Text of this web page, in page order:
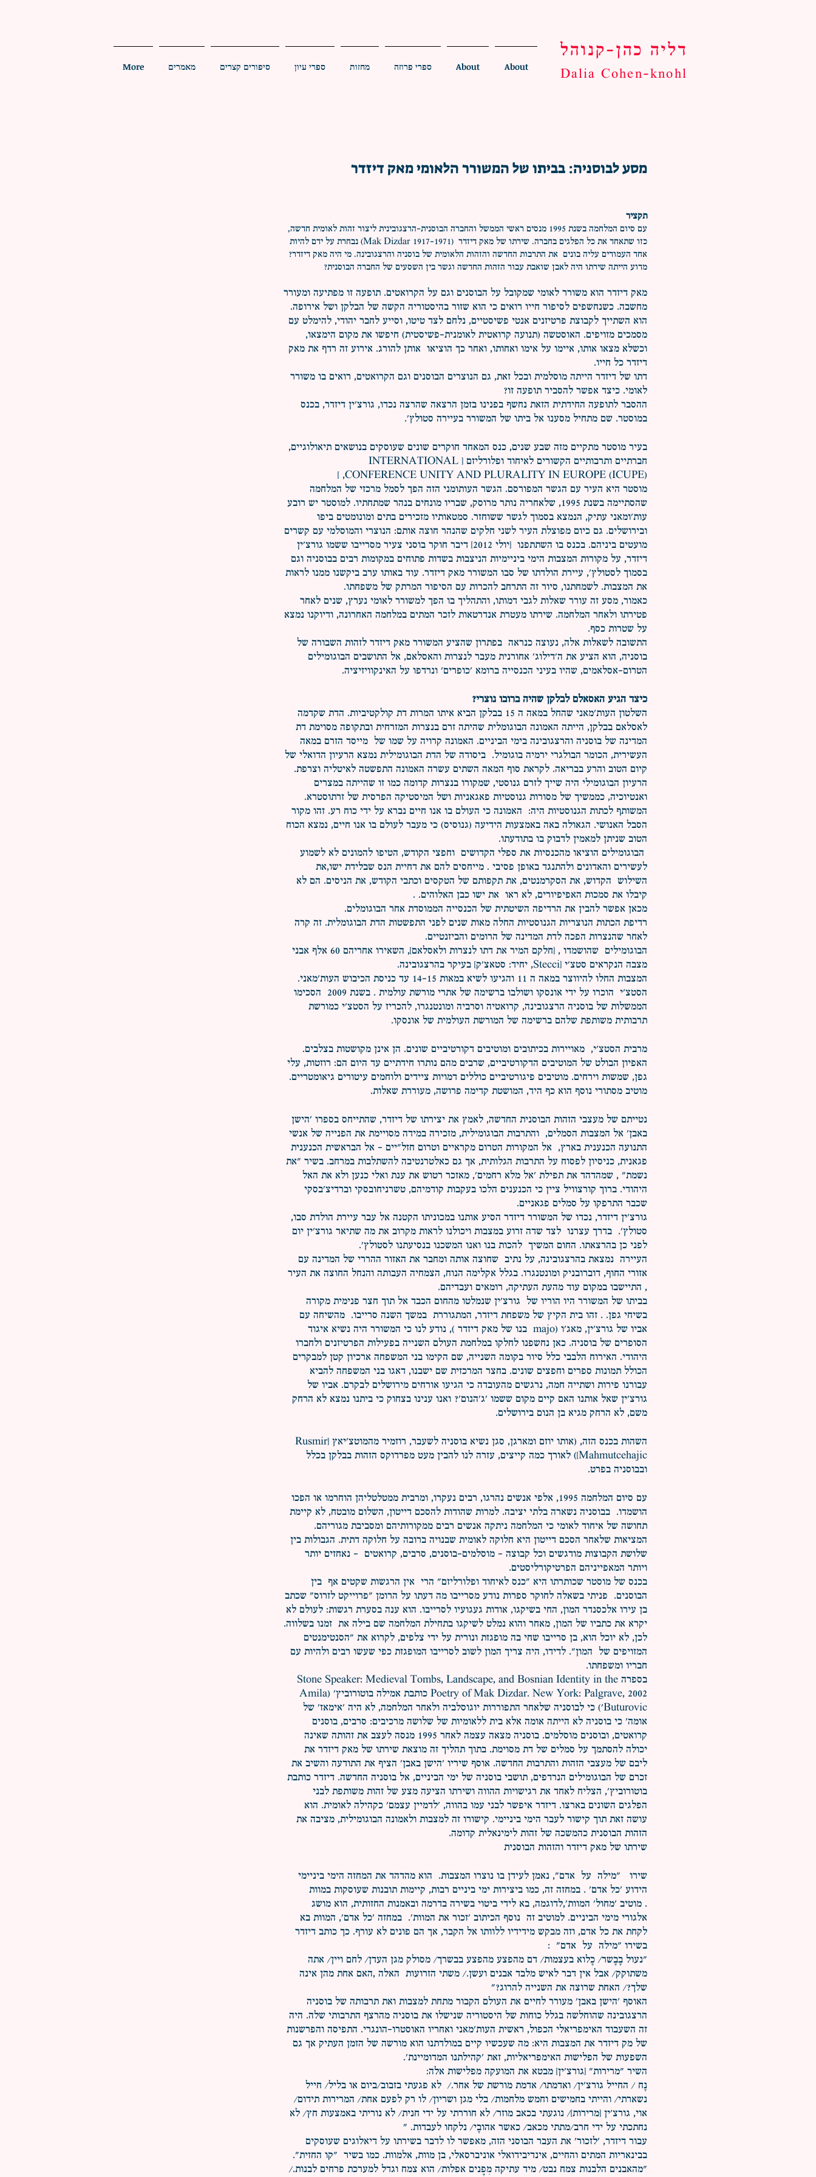
דליה כהן-קנוהל
Dalia Cohen-knohl
About
About ספרי פרוזה מחזות ספרי עיון סיפורים קצרים מאמרים More
מסע לבוסניה: בביתו של המשורר הלאומי מאק דיזדר
תקציר
עם סיום המלחמה בשנת 1995 מנסים ראשי הממשל והחברה הבוסנית-הרצגובינית ליצור זהות לאומית חדשה,
כזו שתאחד את כל הפלגים בחברה. שירתו של מאק דיזדר (Mak Dizdar 1917-1971) נבחרת על ידם להיות
אחד העמודים עליה בונים את התרבות החדשה והזהות הלאומית של בוסניה והרצגובינה. מי היה מאק דיזדר?
מדוע הייתה שירתו היה לאבן שואבת עבור הזהות החדשה וגשר בין השסעים של החברה הבוסנית?
מאק דיזדר הוא משורר לאומי שמקובל על הבוסנים וגם על הקרואטים. תופעה זו מפתיעה ומעורר
מחשבה. כשנחשפים לסיפור חייו רואים כי הוא שזור בהיסטוריה הקשה של הבלקן ושל אירופה.
הוא השתייך לקבוצת פרטיזנים אנטי פשיסטיים, נלחם לצד טיטו, וסייע לחבר יהודי, להימלט עם
מסמכים מזויפים. האוסטשה (תנועה קרואטית לאומנית-פשיסטית) חיפשו את מקום הימצאו,
וכשלא מצאו אותו, איימו על אימו ואחותו, ואחר כך הוציאו אותן להורג. אירוע זה רדף את מאק
דיזדר כל חייו.
דתו של דיזדר הייתה מוסלמית ובכל זאת, גם הנוצרים הבוסנים וגם הקרואטים, רואים בו משורר
לאומי. כיצד אפשר להסביר תופעה זו?
ההסבר לתופעה החידתית הזאת נחשף בפנינו בזמן הרצאה שהרצה נכדו, גורצ'ין דיזדר, בכנס
במוסטר. שם מתחיל מסענו אל ביתו של המשורר בעיירה סטולץ'.
בעיר מוסטר מתקיים מזה שבע שנים, כנס המאחד חוקרים שונים שעוסקים בנושאים תיאולוגיים,
חברתיים ותרבותיים הקשורים לאיחוד ופלורליזם [ INTERNATIONAL
CONFERENCE UNITY AND PLURALITY IN EUROPE (ICUPE), ]
מוסטר היא העיר עם הגשר המפורסם. הגשר העותומני הזה הפך לסמל מרכזי של המלחמה
שהסתיימה בשנת 1995, שלאחריה נותר מרוסק, שבריו מונחים בנהר שמתחתיו. למוסטר יש רובע
עות'ומאני עתיק, הנמצא בסמוך לגשר ששוחזר. סמטאותיו מזכירים בתים ומונומטים ביפו
ובירושלים. גם כיום מפוצלת העיר לשני חלקים שהנהר חוצה אותם: הנוצרי והמוסלמי עם קשרים
מועטים ביניהם. בכנס בו השתתפנו [יולי 2012] דיבר חוקר בוסני צעיר מסרייבו ששמו גורצ'ין
דיזדר, על מקורות המצבות הימי ביניימיות הניצבות בשדות פתוחים במקומות רבים בבוסניה וגם
בסמוך לסטולץ', עיירת הולדתו של סבו המשורר מאק דיזדר. עוד באותו ערב ביקשנו ממנו לראות
את המצבות. לשמחתנו, סיור זה התרחב להכרות עם הסיפור המרתק של משפחתו.
כאמור, מסע זה עורר שאלות לגבי דמותו, והתהליך בו הפך למשורר לאומי נערץ, שנים לאחר
פטירתו ולאחר המלחמה. שירתו מעטרת אנדרטאות לזכר המתים במלחמה האחרונה, ודיוקנו נמצא
על שטרות כסף.
התשובה לשאלות אלה, נעוצה כנראה בפתרון שהציע המשורר מאק דיזדר לזהות השבורה של
בוסניה, הוא הציע את ה'דילוג' אחורנית מעבר לנצרות והאסלאם, אל התושבים הבוגומילים
הטרום-אסלאמים, שהיו בעיני הכנסייה ברומא 'כופרים' ונרדפו על האינקוויזיציה.
כיצד הגיע האסאלם לבלקן שהיה ברובו נוצרי?
השלטון העות'מאני שהחל במאה ה 15 בבלקן הביא איתו המרות דת קולקטיביות. הדת שקדמה
לאסלאם בבלקן, הייתה האמונה הבוגומלית שהיתה זרם בנצרות המזרחית ובתקופה מסוימת דת
המדינה של בוסניה והרצגובינה בימי הביניים. האמונה קרויה על שמו של מייסד הזרם במאה
העשירית, הכומר הבולגרי ירמיה בוגומיל. ביסודה של הדת הבוגומילית נמצא הרעיון הדואלי של
קיום הטוב והרע בבריאה. לקראת סוף המאה השתים עשרה האמונה התפשטה לאיטליה וצרפת.
הרעיון הבוגומילי היה שייך לזרם גנוסטי, שמקורו בנצרות קדומה כמו זו שהייתה במצרים
ואנטיוכיה, כממשיך של מסורות גנוסטיות פאגאניות ושל המיסטיקה הפרסית של זרתוסטרא.
המשותף לכתות הגנוסטיות היה: האמונה כי העולם בו אנו חיים נברא על ידי כוח רע. זהו מקור
הסבל האנושי. הגאולה באה באמצעות הידיעה (גנוסיס) כי מעבר לעולם בו אנו חיים, נמצא הכוח
הטוב שניתן למאמין לדבוק בו בתודעתו.
הבוגומילים הוציאו מהכנסיות את ספלי הקדושים וחפצי הקודש, הטיפו להמונים לא לשמוע
לעשירים והאדונים ולהתנגד באופן פסיבי . מייחסים להם את דחיית הנס שבלידת ישו,את
השילוש הקדוש, את הסקרמנטים, את תקפותם של הטקסים וכתבי הקודש, את הניסים. הם לא
קיבלו את סמכות האפיפיורים, לא ראו את ישו כבן האלוהים. .
מכאן אפשר להבין את הרדיפה השיטתית של הכנסייה הממוסדת אחר הבוגומלים.
רדיפת הכתות הנוצריות הגנוסטיות החלה מאות שנים לפני התפשטות הדת הבוגומלית. זה קרה
לאחר שהנצרות הפכה לדת המדינה של הרומים והביזנטיים.
הבוגומילים שהושמדו , [חלקם המיר את דתו לנצרות ולאסלאם], השאירו אחריהם 60 אלף אבני
מצבה הנקראים סטצ'י [Stecci, יחיד: סטאצ'ק] בעיקר בהרצגובינה.
המצבות החלו להיווצר במאה ה 11 והגיעו לשיא במאות 14-15 עד כניסת הכיבוש העות'מאני.
הסטצ'י הוכרו על ידי אונסקו ושולבו ברשימה של אתרי מורשת עולמית . בשנת 2009 הסכימו
הממשלות של בוסניה הרצגובינה, קרואטיה וסרביה ומונטנגרו, להכריז על הסטצ'י כמורשת
תרבותית משותפת שלהם ברשימה של המורשת העולמית של אונסקו.
מרבית הסטצ'י, מאויירות בכיתובים ומוטיבים דקורטיביים שונים. הן אינן מקושטות בצלבים.
האפיון הבולט של המוטיבים הדקורטיביים, שרבים מהם נותרו חידתיים עד היום הם: רוזטות, עלי
גפן, שמשות וירחים. מוטיבים פיגורטיביים כוללים דמויות ציידים ולוחמים עיטורים גיאומטריים.
מוטיב מסתורי נוסף הוא כף היד, המושטת קדימה פרושה, מעוררת שאלות.
נטייתם של מעצבי הזהות הבוסנית החדשה, לאמץ את יצירתו של דיזדר, שהתייחס בספרו 'הישן
באבן' אל המצבות הסמלים, והתרבות הבוגומילית, מזכירה במידה מסויימת את הפנייה של אנשי
התנועה הכנענית בארץ, אל המקורות הטרום מקראיים וטרום חזל"יים - אל הבראשית הכנענית
פגאנית, כניסיון לפסוח על התרבות הגלותית, אך גם כאלטרנטיבה להשתלבות במרחב. בשיר "את
נשמת" , שמהדהד את תפילת 'אל מלא רחמים', מאזכר רטוש את ענת ואלי כנען ולא את האל
היהודי. ברוך קורצוויל ציין כי הכנענים הלכו בעקבות קודמיהם, טשרניחובסקי וברדיצ'בסקי
שכבר התרפקו על סמלים פגאניים.
גורצ'ין דיזדר, נכדו של המשורר דיזדר הסיע אותנו במכוניתו הקטנה אל עבר עיירת הולדת סבו,
סטולץ'. בדרך עצרנו לצד שדה זרוע במצבות ויכולנו לראות מקרוב את מה שתיאר גורצ'ין יום
לפני כן בהרצאתו. החום המשיך להכות בנו ואנו המשכנו בנסיעתנו לסטולץ'.
העיירה נמצאת בהרצגובינה, על נתיב שחוצה אותה ומחבר את האזור ההררי של המדינה עם
אזורי החוף, דוברובניק ומונטנגרו. בגלל אקלימה הנוח, הצמחיה העבותה והנחל החוצה את העיר
, התיישבו במקום עוד מהעת העתיקה, רומאים ועבדיהם.
בביתו של המשורר היו הוריו של גורצ'ין שנמלטו מהחום הכבד אל תוך חצר פנימית מקורה
בשיחי גפן. . זהו בית הקיץ של משפחת דיזדר, המתגוררת במשך השנה סרייבו. מהשיחה עם
אביו של גורצ'ין, מאג'ו (majo בנו של מאק דיזדר ), נודע לנו כי המשורר היה נשיא איגוד
הסופרים של בוסניה. כאן נחשפנו לחלקו במלחמת העולם השנייה בפעילות הפרטיזנים ולחברו
היהודי. האירוח הלבבי כלל סיור בקומה השנייה, שם הקימו בני המשפחה ארכיון קטן למבקרים
הכולל תמונות ספרים וחפצים שונים. בחצר המרכזית שם ישבנו, דאגו בני המשפחה להביא
עבורנו פירות ושתייה חמה, נרגשים מהעובדה כי הגיעו אורחים מירושלים לבקרם. אביו של
גורצ'ין שאל אותנו האם קיים מקום ששמו 'ג'הנום'? ואנו ענינו בצחוק כי ביתנו נמצא לא הרחק
משם, לא הרחק מגיא בן הנום בירושלים.
השהות בכנס הזה, (אותו יוזם ומארגן, סגן נשיא בוסניה לשעבר, רוזמיר מהמוטצ'יאץ [Rusmir
Mahmutcehajic]) לאורך כמה קייצים, עזרה לנו להבין מעט מפרדוקס הזהות בבלקן בכלל
ובבוסניה בפרט.
עם סיום המלחמה 1995, אלפי אנשים נהרגו, רבים נעקרו, ומרבית ממטלטליהן הוחרמו או הפכו
הושמדו. בבוסניה נשארה בלתי יציבה. למרות שהודות להסכם דייטון, השלום מובטח, לא קיימת
תחושה של איחוד לאומי כי המלחמה ניתקה אנשים רבים ממקורותיהם ומסביבת מגוריהם.
המציאות שלאחר הסכם דייטון היא חלוקה לאומית שבנויה ברובה על חלוקה דתית. הגבולות בין
שלושת הקבוצות מודגשים וכל קבוצה – מוסלמים-בוסנים, סרבים, קרואטים - נאחזים יותר
ויותר המאפייניהם הפרטיקורליסטים.
בכנס של מוסטר שכותרתו היא "כנס לאיחוד ופלורליזם" הרי אין הרגשות שקטים אף בין
הבוסנים. פניתי בשאלה לחוקר ספרות נודע מסרייבו מה דעתו על הרומן "פרוייקט לזרוס" שכתב
בן עירו אלכסנדר המון, החי בשיקגו, אודות געגועיו לסרייבו. הוא ענה בסערת רגשות: לעולם לא
יקרא את כתביו של המון, מאחר והוא נמלט לשיקגו בתחילת המלחמה שם בילה את זמנו בשלווה.
לכן, לא יוכל הוא, בן סרייבו שחי בה מופגזת ונורית על ידי צלפים, לקרוא את "הסנטימנטים
המזויפים של המון". לדידו, היה צריך המון לשוב לסרייבו המופגזת כפי שעשו רבים ולהיות עם
חבריו ומשפחתו.
בספרה Stone Speaker: Medieval Tombs, Landscape, and Bosnian Identity in the
Poetry of Mak Dizdar. New York: Palgrave, 2002 כותבת אמילה בוטורוביץ' (Amila
Buturovic') כי לבוסניה שלאחר התפוררות יוגוסלביה ולאחר המלחמה, לא היה 'אימאז' של
אומה' כי בוסניה לא הייתה אומה אלא בית ללאומיות של שלושה מרכיבים: סרבים, בוסנים
קרואטים, ובוסנים מוסלמים. בוסניה מצאה עצמה לאחר 1995 מנסה לעצב את זהותה שאינה
יכולה להסתמך על סמלים של דת מסוימת. בתוך תהליך זה מוצאת שירתו של מאק דיזדר את
ליבם של מעצבי הזהות והתרבות החדשה. אוסף שיריו 'הישן באבן' הציף את התודעה והשיב את
זכרם של הבוגומילים הנרדפים, תושבי בוסניה של ימי הביניים, אל בוסניה החדשה. דיזדר כותבת
בוטורוביץ', הצליח לאחד את רגישויות ההווה ושירתו הציעה מצע של זהות משותפת לבני
הפלגים השונים בארצו. דיזדר איפשר לבני עמו בהווה, 'לדמיין עצמם' כקהילה לאומית. הוא
עושה זאת תוך קישור לעבר הימי ביניימי. קישורו זה למצבות ולאמונה הבוגומילית, מציבה את
הזהות הבוסנית כהמשכה של זהות לימינאלית קדומה.
שירתו של מאק דיזדר והזהות הבוסנית
שירו "מילה על אדם", נאמן לעידן בו נוצרו המצבות. הוא מהדהד את המחזה הימי ביניימי
הידוע 'כל אדם' . במחזה זה, כמו ביצירות ימי ביניים רבות, קיימות תובנות שעוסקות במוות
. מוטיב 'מחול' המוות',לדוגמה, בא לידי ביטוי בשירה בדרמה ובאמנות החזותית, הוא מושג
אלגורי מימי הביניים. למוטיב זה נוסף הכיתוב 'זכור את המוות'. במחזה 'כל אדם', המוות בא
לקחת את כל אדם, וזה מבקש מידידיו ללוותו אל הקבר, אך הם פונים לא עורף. כך כותב דיזדר
בשירו "מילה על אדם" :
"נעול בָבָשר/ כָלוא בעצמות/ דם מהפצע מהפצע בבשרך/ מסולק מגן העדן/ לחם ויין/ אתה
משתוקק/ אבל אין דבר לאיש מלבד אבנים ועשן./ משתי הזרועות האלה ,האם אחת מהן אינה
שלך?/ האחת שרוצה את השנייה להרוג?"
האוסף 'הישן באבן' מעורר לחיים את העולם הקבור מתחת למצבות ואת תרבותה של בוסניה
הרצגובינה שהוחלשה בגלל כוחות של היסטוריה שנישלו את בוסניה מהרצף התרבותי שלה. היה
זה השעבוד האימפריאלי הכפול, ראשית העות'מאני ואחריו האוסטרו-הונגרי. התפיסה והפרשנות
של מק דיזדר את המצבות היא: מה שעכשיו קיים במולדתנו הוא מורשה של הזמן העתיק אך גם
השפעות של הפלישות האימפריאליות, זאת 'קהילתנו המדומיינת'.
השיר "מרירות" [גורצ'ין] מבטא את המועקה מפלישות אלה:
נָח / החייל גורצ'ין/ ואדמתו/ אדמת מורשת של אחר./ לא פגעתי בזבוב/ביום או בליל/ חייל
נשארתי/ והייתי בחמישים וחמש מלחמות/ בלי מגן ושריון/ לו רק לפעם אחת/ המרירות תידום/
אוי, גורצ'ין [מרירות]/ נוגעתי בכאב מוזר/ לא חוררתי על ידי חנית/ לא נוריתי באמצעות חץ/ לא
נחתכתי על ידי חרב/מתתי מכאב/ כאשר אהובָי/ נלקחו לעבדות. "
עבור דיזדר, 'לזכור' את העבר הבוסני הזה, מאפשר לו לדבר בשירתו על דיאלוגים שעוסקים
בבינאריות המתים והחיים, אינדיבידואלי אוניברסאלי, בן מוות, אלמוות. כמו בשיר "קו החזית".
"מהאבנים הלבנות צמח נבט/ מיד עתיקה מִפָנים אפלות/ הוא צמח וגדל למערכת פרחים לבנות./